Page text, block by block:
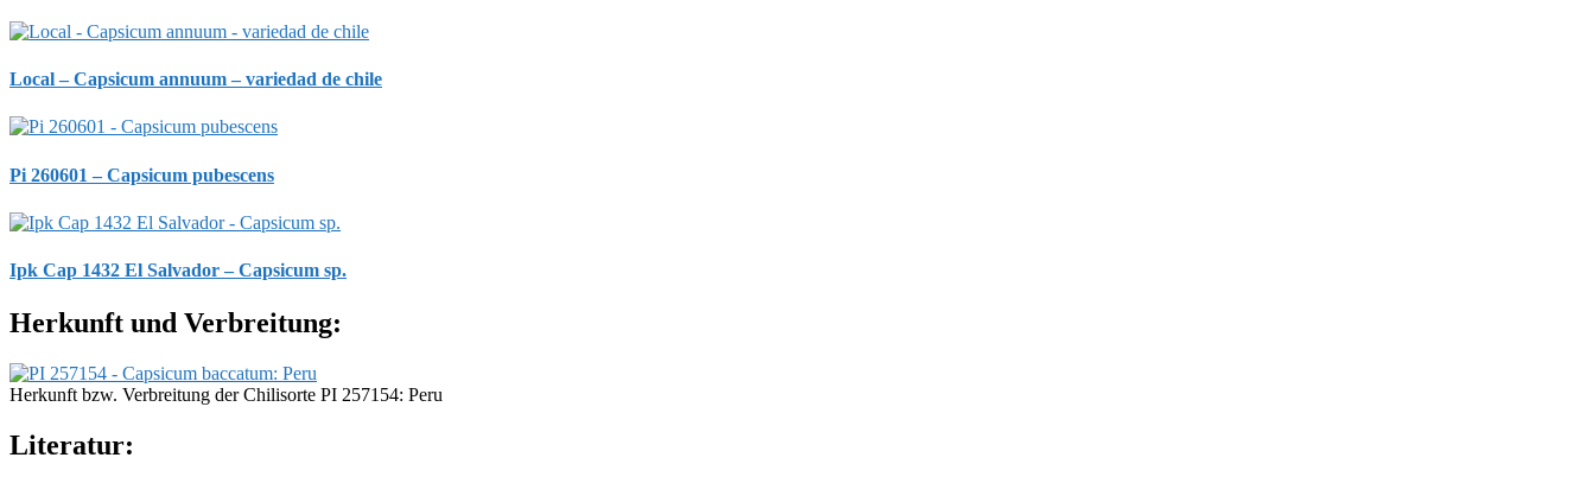
Local – Capsicum annuum – variedad de chile
Pi 260601 – Capsicum pubescens
Ipk Cap 1432 El Salvador – Capsicum sp.
Herkunft und Verbreitung:
Herkunft bzw. Verbreitung der Chilisorte PI 257154: Peru
Literatur: